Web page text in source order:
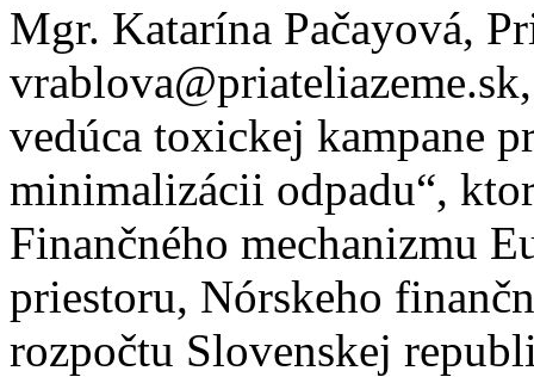
Mgr. Katarína Pačayová,
vedúca toxickej kampane
minimalizácii odpadu“,
Finančného mechanizmu
priestoru, Nórskeho
rozpočtu Slovenskej